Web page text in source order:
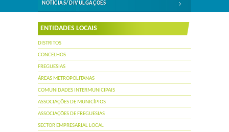
NOTÍCIAS/DIVULGAÇÕES
ENTIDADES LOCAIS
DISTRITOS
CONCELHOS
FREGUESIAS
ÁREAS METROPOLITANAS
COMUNIDADES INTERMUNICIPAIS
ASSOCIAÇÕES DE MUNICÍPIOS
ASSOCIAÇÕES DE FREGUESIAS
SECTOR EMPRESARIAL LOCAL